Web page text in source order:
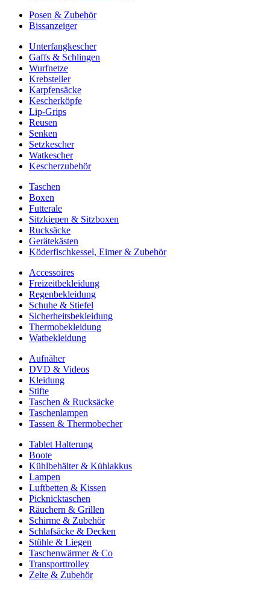
Posen & Zubehör
Bissanzeiger
Unterfangkescher
Gaffs & Schlingen
Wurfnetze
Krebsteller
Karpfensäcke
Kescherköpfe
Lip-Grips
Reusen
Senken
Setzkescher
Watkescher
Kescherzubehör
Taschen
Boxen
Futterale
Sitzkiepen & Sitzboxen
Rucksäcke
Gerätekästen
Köderfischkessel, Eimer & Zubehör
Accessoires
Freizeitbekleidung
Regenbekleidung
Schuhe & Stiefel
Sicherheitsbekleidung
Thermobekleidung
Watbekleidung
Aufnäher
DVD & Videos
Kleidung
Stifte
Taschen & Rucksäcke
Taschenlampen
Tassen & Thermobecher
Tablet Halterung
Boote
Kühlbehälter & Kühlakkus
Lampen
Luftbetten & Kissen
Picknicktaschen
Räuchern & Grillen
Schirme & Zubehör
Schlafsäcke & Decken
Stühle & Liegen
Taschenwärmer & Co
Transporttrolley
Zelte & Zubehör